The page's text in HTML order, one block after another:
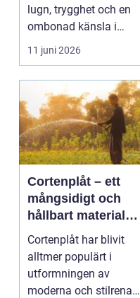
lugn, trygghet och en
ombonad känsla i
hemmet. Allt fler hus...
11 juni 2026
Cortenplåt – ett
mångsidigt och
hållbart material
för din trädgård
Cortenplåt har blivit
alltmer populärt i
utformningen av
moderna och stilrena